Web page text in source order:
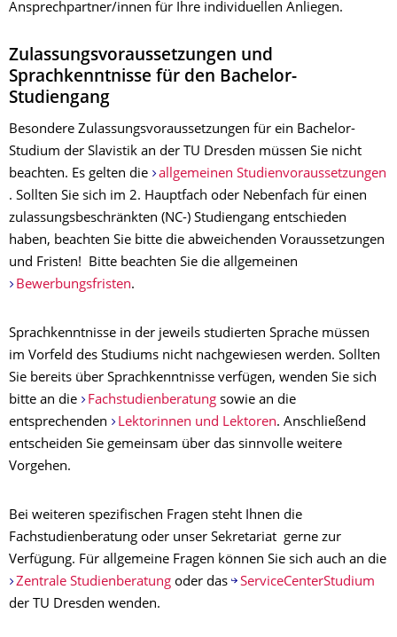
Ansprechpartner/innen für Ihre individuellen Anliegen.
Zulassungsvoraussetzungen und
Sprachkenntnisse für den Bachelor-
Studiengang
Besondere Zulassungsvoraussetzungen für ein Bachelor-
Studium der Slavistik an der TU Dresden müssen Sie nicht
beachten. Es gelten die
allgemeinen Studienvoraussetzungen
. Sollten Sie sich im 2. Hauptfach oder Nebenfach für einen
zulassungsbeschränkten (NC-) Studiengang entschieden
haben, beachten Sie bitte die abweichenden Voraussetzungen
und Fristen! Bitte beachten Sie die allgemeinen
Bewerbungsfristen.
Sprachkenntnisse in der jeweils studierten Sprache müssen
im Vorfeld des Studiums nicht nachgewiesen werden. Sollten
Sie bereits über Sprachkenntnisse verfügen, wenden Sie sich
bitte an die
Fachstudienberatungsowie an die
entsprechenden
Lektorinnen und Lektoren. Anschließend
entscheiden Sie gemeinsam über das sinnvolle weitere
Vorgehen.
Bei weiteren spezifischen Fragen steht Ihnen die
Fachstudienberatung oder unser Sekretariat gerne zur
Verfügung. Für allgemeine Fragen können Sie sich auch an die
Zentrale Studienberatungoder das
ServiceCenterStudium
der TU Dresden wenden.